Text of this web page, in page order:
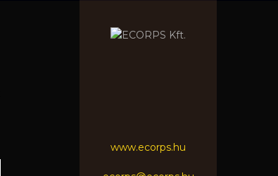
www.ecorps.hu